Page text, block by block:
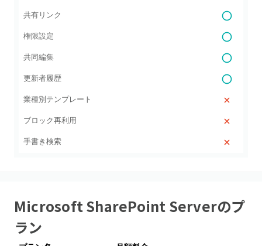
共有リンク
権限設定
共同編集
更新者履歴
業種別テンプレート
ブロック再利用
手書き検索
Microsoft SharePoint Serverのプ
ラン